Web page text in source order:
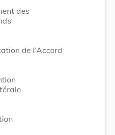
des
de l’Accord